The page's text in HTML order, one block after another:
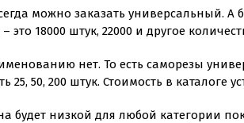
можно заказать универсальный.
18000 штук, 22000 и другое
нет. То есть саморезы
50, 200 штук. Стоимость в каталоге
будет низкой для любой категории